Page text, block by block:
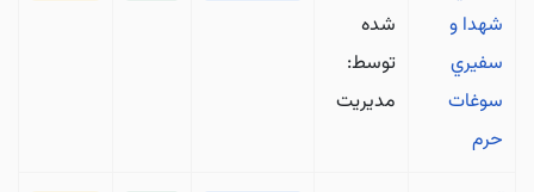
شهدا و
سفيري
سوغات
حرم
شده
توسط:
مدیریت